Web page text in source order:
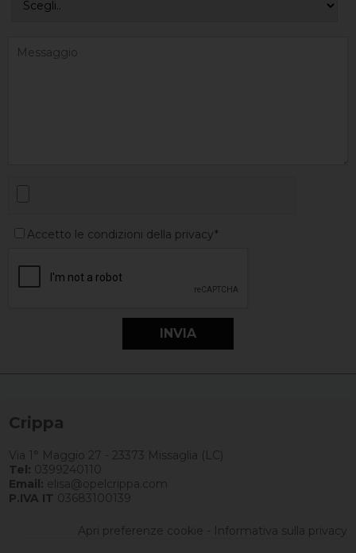
Accetto le condizioni della privacy*
Crippa
Via 1° Maggio 27 - 23373 Missaglia (LC)
Tel: 0399240110
Email: elisa@opelcrippa.com
P.IVA IT 03683100139
Apri preferenze cookie - Informativa sulla privacy